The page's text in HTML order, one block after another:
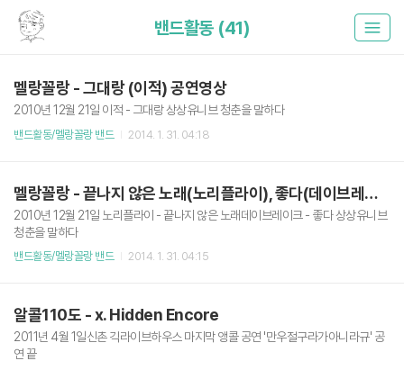
밴드활동 (41)
멜랑꼴랑 - 그대랑 (이적) 공연영상
2010년 12월 21일 이적 - 그대랑 상상유니브 청춘을 말하다
밴드활동/멜랑꼴랑 밴드 2014. 1. 31. 04:18
멜랑꼴랑 - 끝나지 않은 노래(노리플라이), 좋다(데이브레이크) 공연영상
2010년 12월 21일 노리플라이 - 끝나지 않은 노래데이브레이크 - 좋다 상상유니브
청춘을 말하다
밴드활동/멜랑꼴랑 밴드 2014. 1. 31. 04:15
알콜110도 - x. Hidden Encore
2011년 4월 1일신촌 긱라이브하우스 마지막 앵콜 공연 '만우절구라가아니라규' 공
연 끝